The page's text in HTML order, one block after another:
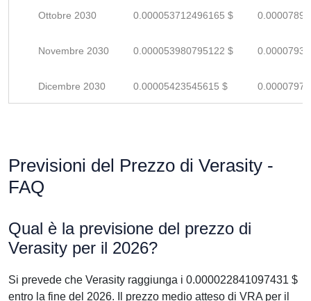
Ottobre 2030 0.000053712496165 $
Novembre 2030 0.000053980795122 $
Dicembre 2030 0.00005423545615 $
Previsioni del Prezzo di Verasity -
FAQ
Qual è la previsione del prezzo di
Verasity per il 2026?
Si prevede che Verasity raggiunga i 0.000022841097431 $
entro la fine del 2026. Il prezzo medio atteso di VRA per il